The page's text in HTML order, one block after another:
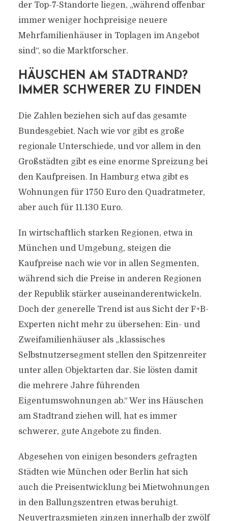
der Top-7-Standorte liegen, „während offenbar
immer weniger hochpreisige neuere
Mehrfamilienhäuser in Toplagen im Angebot
sind“, so die Marktforscher.
HÄUSCHEN AM STADTRAND?
IMMER SCHWERER ZU FINDEN
Die Zahlen beziehen sich auf das gesamte
Bundesgebiet. Nach wie vor gibt es große
regionale Unterschiede, und vor allem in den
Großstädten gibt es eine enorme Spreizung bei
den Kaufpreisen. In Hamburg etwa gibt es
Wohnungen für 1750 Euro den Quadratmeter,
aber auch für 11.130 Euro.
In wirtschaftlich starken Regionen, etwa in
München und Umgebung, steigen die
Kaufpreise nach wie vor in allen Segmenten,
während sich die Preise in anderen Regionen
der Republik stärker auseinanderentwickeln.
Doch der generelle Trend ist aus Sicht der F+B-
Experten nicht mehr zu übersehen: Ein- und
Zweifamilienhäuser als „klassisches
Selbstnutzersegment stellen den Spitzenreiter
unter allen Objektarten dar. Sie lösten damit
die mehrere Jahre führenden
Eigentumswohnungen ab.“ Wer ins Häuschen
am Stadtrand ziehen will, hat es immer
schwerer, gute Angebote zu finden.
Abgesehen von einigen besonders gefragten
Städten wie München oder Berlin hat sich
auch die Preisentwicklung bei Mietwohnungen
in den Ballungszentren etwas beruhigt.
Neuvertragsmieten gingen innerhalb der zwölf